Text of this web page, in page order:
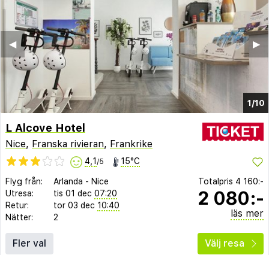
1/10
▶︎
◀︎
L Alcove Hotel
Nice, Franska rivieran, Frankrike
4,1 /5 15°C
Flyg från: Arlanda - Nice
Utresa:
tis 01 dec 07:20
Retur:
tor 03 dec 10:40
Nätter:
2
Totalpris 4 160:-
2 080:-
läs mer
Fler val Välj resa